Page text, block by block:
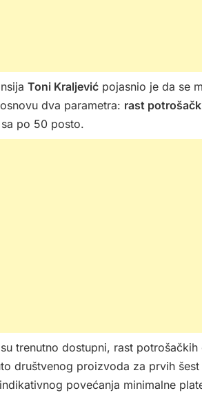
Toni Kraljević pojasnio je da se
dva parametra: rast
po 50 posto.
trenutno dostupni, rast
društvenog proizvoda za prvih šest
povećanja minimalne